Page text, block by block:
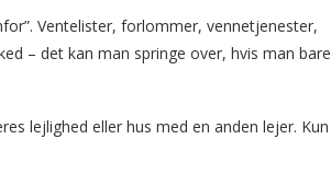
Ventelister, forlommer, vennetjenester,
– det kan man springe over, hvis man bare
lejlighed eller hus med en anden lejer. Kun